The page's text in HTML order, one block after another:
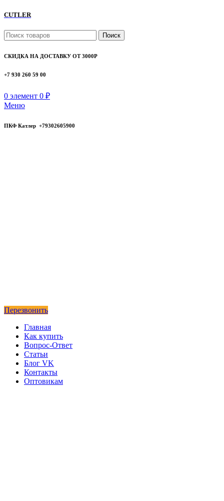
CUTLER
Поиск
СКИДКА НА ДОСТАВКУ ОТ 3000Р
+7 930 260 59 00
0 элемент 0 ₽
Меню
ПКФ Катлер +79302605900
Перезвонить
Главная
Как купить
Вопрос-Ответ
Статьи
Блог VK
Контакты
Оптовикам